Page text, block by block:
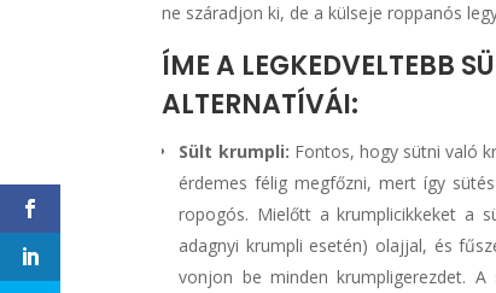
ne száradjon ki, de a külseje roppanós
ÍME A LEGKEDVELTEBB
ALTERNATÍVÁI:
Sült krumpli: Fontos, hogy sütni való
érdemes félig megfőzni, mert így
ropogós. Mielőtt a krumplicikkeket a
adagnyi krumpli esetén) olajjal, és
vonjon be minden krumpligerezdet.